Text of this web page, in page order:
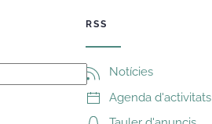
RSS
Notícies
Agenda d'activitats